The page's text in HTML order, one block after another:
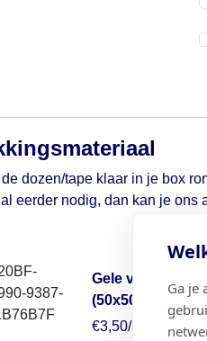
Ga je
dozen/tape klaar in je box
eerder nodig, dan kan je ons
Gele verhuisdoos
(50x50x30)
€3,50/Stuk